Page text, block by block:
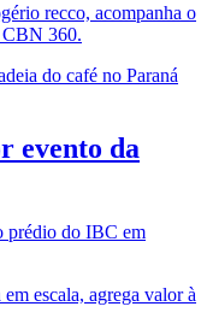
recco, acompanha o
CBN 360.
evento da
prédio do IBC em